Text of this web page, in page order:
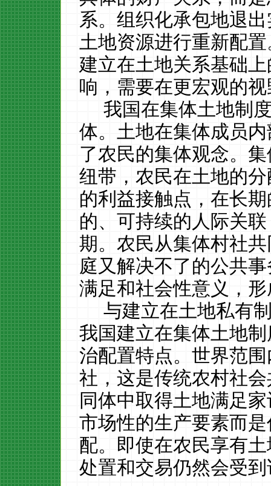
系。组织化承包地退
土地资源进行重新配
建立在土地关系基础
响，需要在更宏观的
我国在集体土地制
体。土地在集体成员
了农民的集体观念。集
纽带，农民在土地的
的利益接触点，在长
的、可持续的人际关
期。农民从集体村社
庭又解决不了的公共
满足和社会性意义，
与建立在土地私有
我国建立在集体土地
治配置特点。世界范
社，这是传统农村社
同体中取得土地满足
市场性的生产要素而
配。即使在农民享有
处置和交易仍然会受